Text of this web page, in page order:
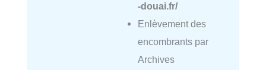
-douai.fr/
Enlèvement des
encombrants par
Archives